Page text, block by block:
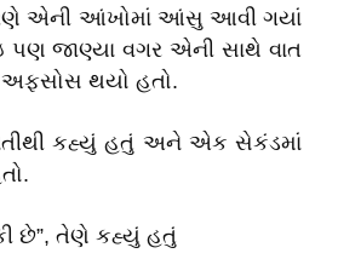
એની આંખોમાં આંસુ આવી ગયાં
પણ જાણ્યા વગર એની સાથે વાત
થયો હતો.
કહ્યું હતું અને એક સેકંડમાં
છે”, તેણે કહ્યું હતું